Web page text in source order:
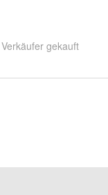
gekauft